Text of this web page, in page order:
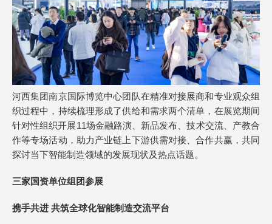
河西集团南京国际博览中心团队在精准对接展商和专业观众组
织过程中，持续梳理形成了供给和需求两个清单，在展览期间
针对性组织开展11场金融路演、新品发布、技术交流、产教合
作等专场活动，助力产业链上下游供需对接、合作共赢，共同
探讨当下智能制造领域的发展现状及热点话题。
三家国资单位组团参展
携手共进 共筑全球化智能制造交流平台